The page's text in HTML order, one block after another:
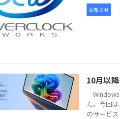
お知らせ
10月以
Windows
た。今回
のサービ